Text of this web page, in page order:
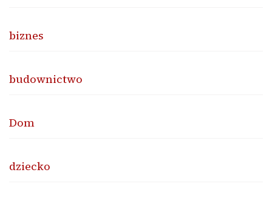
biznes
budownictwo
Dom
dziecko